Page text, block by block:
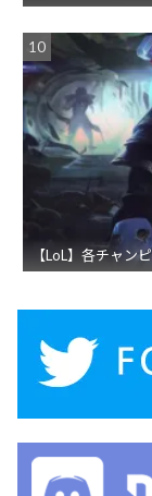
【LoL】各チャン